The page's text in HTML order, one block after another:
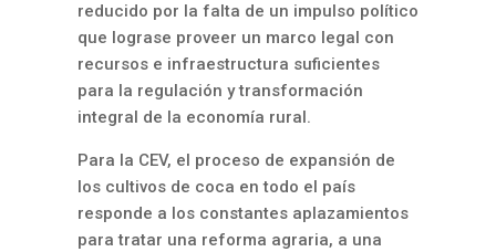
reducido por la falta de un impulso político
que lograse proveer un marco legal con
recursos e infraestructura suficientes
para la regulación y transformación
integral de la economía rural.
Para la CEV, el proceso de expansión de
los cultivos de coca en todo el país
responde a los constantes aplazamientos
para tratar una reforma agraria, a una